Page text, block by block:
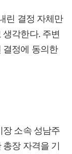
린 결정 자체만
각한다. 주변
결정에 동의한
장 소속 성남주
장 자격을 기